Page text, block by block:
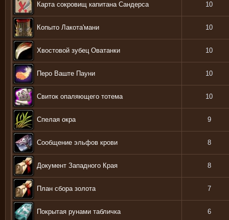
Карта сокровищ капитана Сандерса 10
Копыто Лакота'мани 10
Хвостовой зубец Оватанки 10
Перо Ваште Пауни 10
Свиток опаляющего тотема 10
Спелая окра 9
Сообщение эльфов крови 8
Документ Западного Края 8
План сбора золота 7
Покрытая рунами табличка 6